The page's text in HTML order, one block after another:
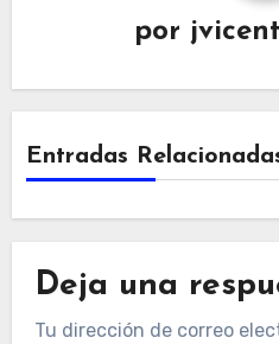
por
Entradas
Deja una
Tu dirección de correo